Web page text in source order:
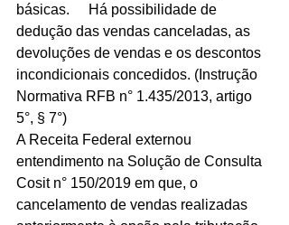
básicas.	Há possibilidade de
dedução das vendas canceladas, as
devoluções de vendas e os descontos
incondicionais concedidos. (Instrução
Normativa RFB n° 1.435/2013, artigo
A Receita Federal externou
entendimento na Solução de Consulta
Cosit n° 150/2019 em que, o
cancelamento de vendas realizadas